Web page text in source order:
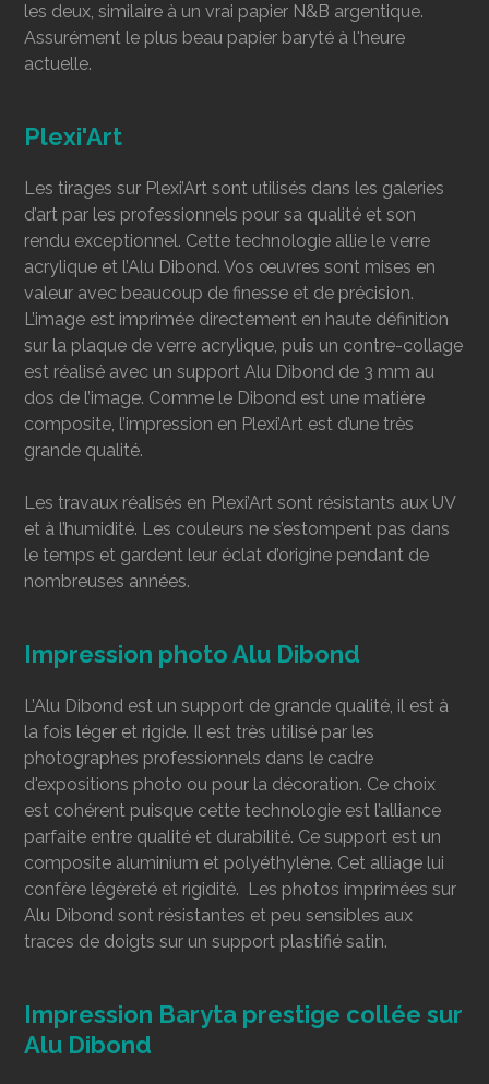
les deux, similaire à un vrai papier N&B argentique.
Assurément le plus beau papier baryté à l'heure
actuelle.
Plexi'Art
Les tirages sur Plexi’Art sont utilisés dans les galeries
d’art par les professionnels pour sa qualité et son
rendu exceptionnel. Cette technologie allie le verre
acrylique et l’Alu Dibond. Vos œuvres sont mises en
valeur avec beaucoup de finesse et de précision.
L’image est imprimée directement en haute définition
sur la plaque de verre acrylique, puis un contre-collage
est réalisé avec un support Alu Dibond de 3 mm au
dos de l’image. Comme le Dibond est une matière
composite, l’impression en Plexi’Art est d’une très
grande qualité.
Les travaux réalisés en Plexi’Art sont résistants aux UV
et à l’humidité. Les couleurs ne s’estompent pas dans
le temps et gardent leur éclat d’origine pendant de
nombreuses années.
Impression photo Alu Dibond
L’Alu Dibond est un support de grande qualité, il est à
la fois léger et rigide. Il est très utilisé par les
photographes professionnels dans le cadre
d'expositions photo ou pour la décoration. Ce choix
est cohérent puisque cette technologie est l’alliance
parfaite entre qualité et durabilité. Ce support est un
composite aluminium et polyéthylène. Cet alliage lui
confère légèreté et rigidité. Les photos imprimées sur
Alu Dibond sont résistantes et peu sensibles aux
traces de doigts sur un support plastifié satin.
Impression Baryta prestige collée sur
Alu Dibond